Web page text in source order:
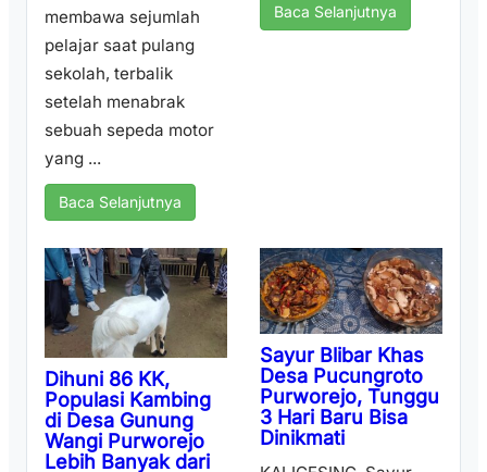
membawa sejumlah
pelajar saat pulang
sekolah, terbalik
setelah menabrak
sebuah sepeda motor
yang ...
Baca Selanjutnya
Baca Selanjutnya
Dihuni 86 KK,
Populasi Kambing
di Desa Gunung
Wangi Purworejo
Lebih Banyak dari
Sayur Blibar Khas
Desa Pucungroto
Purworejo, Tunggu
3 Hari Baru Bisa
Dinikmati